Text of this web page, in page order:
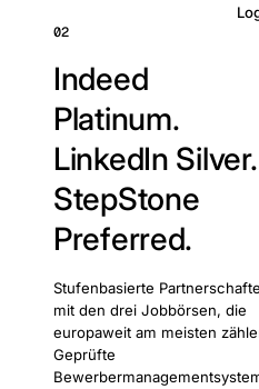
02
Indeed
Platinum.
LinkedIn Silver.
StepStone
Preferred.
Stufenbasierte
mit den drei Jobbörsen, die
europaweit am meisten
Geprüfte